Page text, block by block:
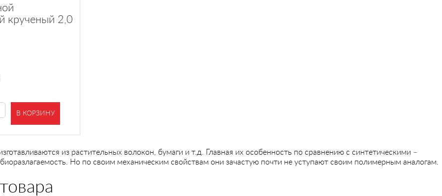
крученый 2,0
В КОРЗИНУ
из растительных волокон, бумаги и т.д. Главная их особенность по сравнению с синтетическими –
Но по своим механическим свойствам они зачастую почти не уступают своим полимерным аналогам.